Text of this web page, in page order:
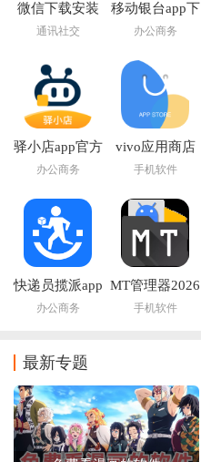
微信下载安装
2026最新版
通讯社交
移动银台app下
载安装
办公商务
驿小店app官方
下载
办公商务
vivo应用商店
app下载
手机软件
快递员揽派app
下载
办公商务
MT管理器2026
官方最新版本
手机软件
最新专题